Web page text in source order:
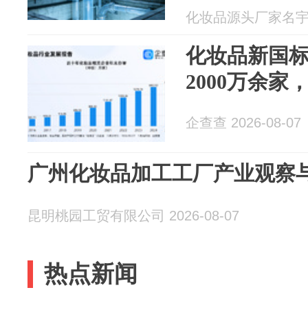
化妆品源头厂家名
化妆品新国
2000万余家
企查查 2026-08-07
广州化妆品加工工厂产业观察
昆明桃园工贸有限公司 2026-08-07
热点新闻